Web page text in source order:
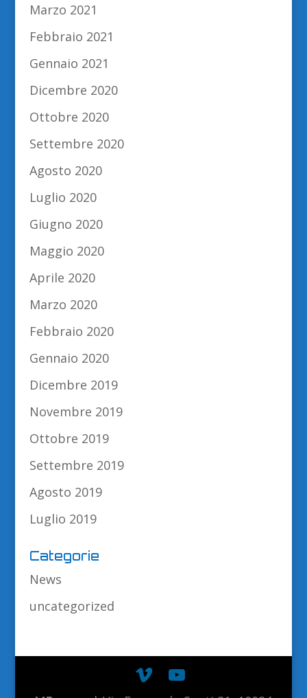
Marzo 2021
Febbraio 2021
Gennaio 2021
Dicembre 2020
Ottobre 2020
Settembre 2020
Agosto 2020
Luglio 2020
Giugno 2020
Maggio 2020
Aprile 2020
Marzo 2020
Febbraio 2020
Gennaio 2020
Dicembre 2019
Novembre 2019
Ottobre 2019
Settembre 2019
Agosto 2019
Luglio 2019
Categorie
News
uncategorized